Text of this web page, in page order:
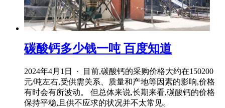
碳酸钙多少钱一吨 百度知道
2024年4月1日 · 目前,碳酸钙的采购价格大约在150200
元/吨左右,受供需关系、质量和产地等因素的影响,价格
有时会有所波动。 但总体来说,长期来看,碳酸钙的价格
保持平稳,且供不应求的状况并不太常见。